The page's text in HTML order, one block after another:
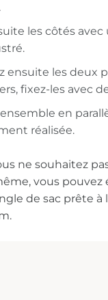
les côtés
ensuite les deux
fixez-les avec
en
réalisée.
ne souhaitez
vous pouvez
de sac prête à